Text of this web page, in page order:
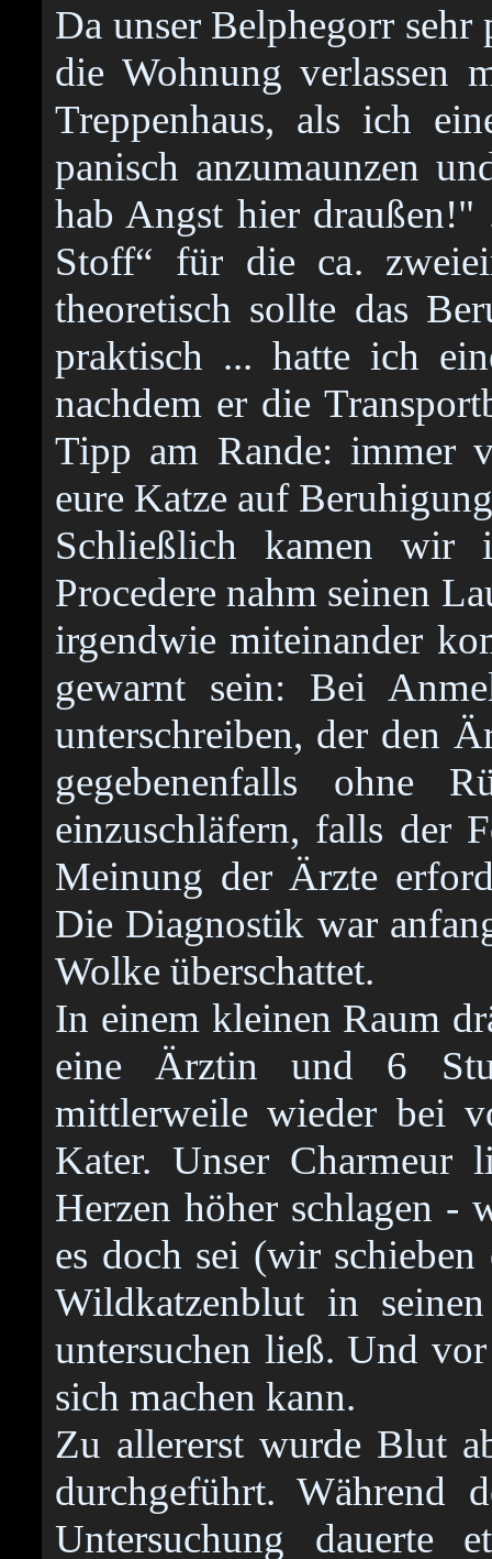
Da unser Belphegorr sehr
die Wohnung verlassen
Treppenhaus, als ich
panisch anzumaunzen
hab Angst hier draußen!"
Stoff“ für die ca.
theoretisch sollte das
praktisch ... hatte ich
nachdem er die
Tipp am Rande: immer
eure Katze auf
Schließlich kamen wir
Procedere nahm seinen
irgendwie miteinander
gewarnt sein: Bei
unterschreiben, der den
gegebenenfalls ohne
einzuschläfern, falls der
Meinung der Ärzte
Die Diagnostik war
Wolke überschattet.
In einem kleinen Raum
eine Ärztin und 6
mittlerweile wieder bei
Kater. Unser Charmeur
Herzen höher schlagen -
es doch sei (wir
Wildkatzenblut in
untersuchen ließ. Und
sich machen kann.
Zu allererst wurde Blut
durchgeführt. Während
Untersuchung